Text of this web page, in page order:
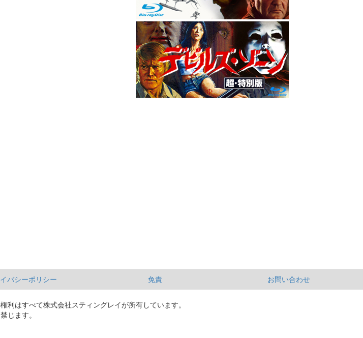
バシーポリシー 免責 お問い合わせ
利はすべて株式会社スティングレイが所有しています。
じます。